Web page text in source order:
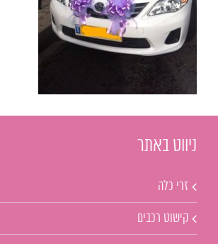
ניווט באתר
זרי כלה
קישוט רכבים